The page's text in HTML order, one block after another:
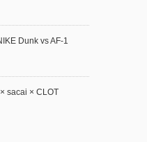
Dunk vs AF-1
sacai × CLOT